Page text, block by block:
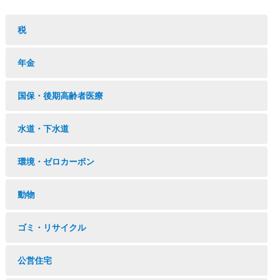
税
年金
国保・後期高齢者医療
水道・下水道
環境・ゼロカーボン
動物
ゴミ・リサイクル
公営住宅